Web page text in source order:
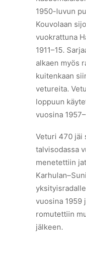
1950-luvun
Kouvolaan
vuokrattuna
1911–15.
alkaen myös
kuitenkaan
vetureita.
loppuun
vuosina
Veturi 470 jäi
talvisodassa
menetettiin
vuosina 1959
romutettiin
jälkeen.